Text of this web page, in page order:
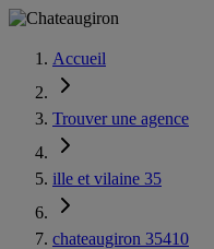
Accueil
Trouver une agence
ille et vilaine 35
chateaugiron 35410